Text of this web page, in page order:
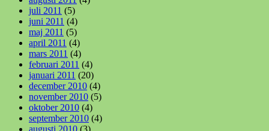
juli 2011 (5)
juni 2011 (4)
maj 2011 (5)
april 2011 (4)
mars 2011 (4)
februari 2011 (4)
januari 2011 (20)
december 2010 (4)
november 2010 (5)
oktober 2010 (4)
september 2010 (4)
augusti 2010 (3)